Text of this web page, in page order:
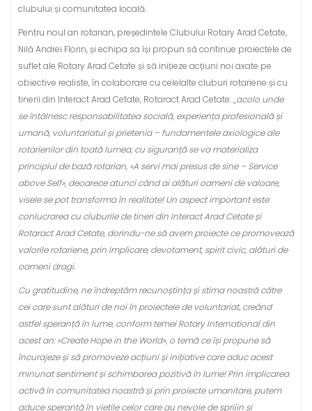
clubului și comunitatea locală.
Pentru noul an rotarian, președintele Clubului Rotary Arad Cetate,
Nilă Andrei Florin, și echipa sa își propun să continue proiectele de
suflet ale Rotary Arad Cetate și să inițieze acțiuni noi axate pe
obiective realiste, în colaborare cu celelalte cluburi rotariene și cu
tinerii din Interact Arad Cetate, Rotaract Arad Cetate: „acolo unde
se întâlnesc responsabilitatea socială, experiența profesională și
umană, voluntariatul și prietenia – fundamentele axiologice ale
rotarienilor din toată lumea, cu siguranță se va materializa
principiul de bază rotarian, «A servi mai presus de sine – Service
above Self», deoarece atunci când ai alături oameni de valoare,
visele se pot transforma în realitate! Un aspect important este
conlucrarea cu cluburile de tineri din Interact Arad Cetate și
Rotaract Arad Cetate, dorindu-ne să avem proiecte ce promovează
valorile rotariene, prin implicare, devotament, spirit civic, alături de
oameni dragi.
Cu gratitudine, ne îndreptăm recunoștința și stima noastră către
cei care sunt alături de noi în proiectele de voluntariat, creând
astfel speranță în lume, conform temei Rotary International din
acest an: «Create Hope in the World», o temă ce își propune să
încurajeze și să promoveze acțiuni și inițiative care aduc acest
minunat sentiment și schimbarea pozitivă în lume! Prin implicarea
activă în comunitatea noastră și prin proiecte umanitare, putem
aduce speranță în viețile celor care au nevoie de sprijin și